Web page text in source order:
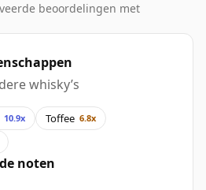
beoordelingen met
whisky’s
10.9x Toffee 6.8x
noten